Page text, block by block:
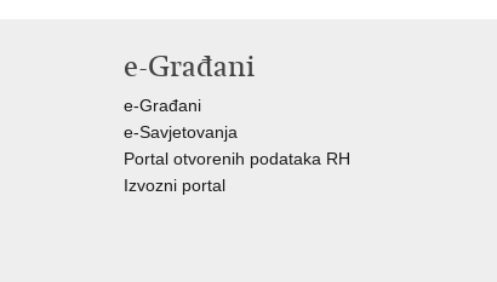
e-Građani
e-Građani
e-Savjetovanja
Portal otvorenih podataka RH
Izvozni portal